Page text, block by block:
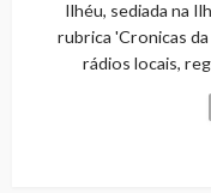
Ilhéu, sediada na
rubrica 'Cronicas
rádios locais,